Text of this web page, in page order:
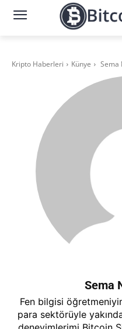
Kripto Haberleri Künye Sema
Sema
Fen bilgisi
para sektörüyle